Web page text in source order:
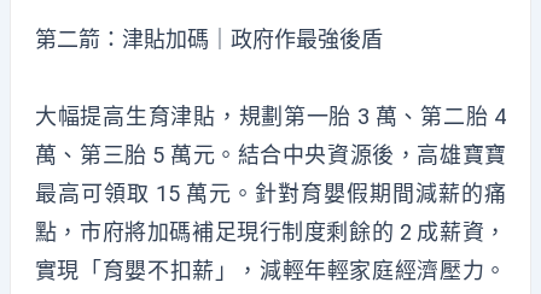
第二箭：津貼加碼｜政府作最強後盾
大幅提高生育津貼，規劃第一胎 3 萬、第二胎 4
萬、第三胎 5 萬元。結合中央資源後，高雄寶寶
最高可領取 15 萬元。針對育嬰假期間減薪的痛
點，市府將加碼補足現行制度剩餘的 2 成薪資，
實現「育嬰不扣薪」，減輕年輕家庭經濟壓力。